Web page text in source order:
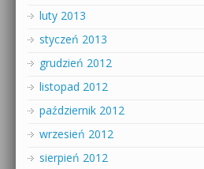
luty 2013
styczeń 2013
grudzień 2012
listopad 2012
październik 2012
wrzesień 2012
sierpień 2012